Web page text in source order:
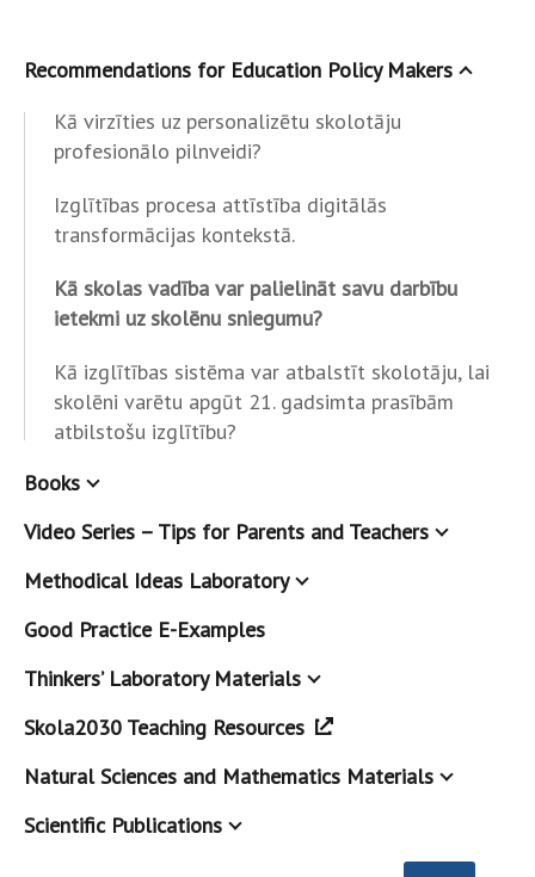
Recommendations for Education Policy Makers
Kā virzīties uz personalizētu skolotāju
profesionālo pilnveidi?
Izglītības procesa attīstība digitālās
transformācijas kontekstā.
Kā skolas vadība var palielināt savu darbību
ietekmi uz skolēnu sniegumu?
Kā izglītības sistēma var atbalstīt skolotāju, lai
skolēni varētu apgūt 21. gadsimta prasībām
atbilstošu izglītību?
Books
Video Series – Tips for Parents and Teachers
Methodical Ideas Laboratory
Good Practice E-Examples
Thinkers’ Laboratory Materials
Skola2030 Teaching Resources
Natural Sciences and Mathematics Materials
Scientific Publications